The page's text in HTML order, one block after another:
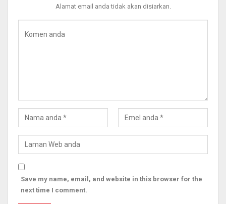
Alamat email anda tidak akan disiarkan.
Save my name, email, and website in this browser for the
next time I comment.